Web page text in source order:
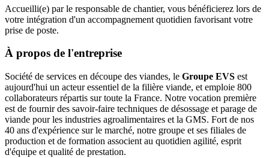
Accueilli(e) par le responsable de chantier, vous bénéficierez lors de
votre intégration d'un accompagnement quotidien favorisant votre
prise de poste.
À propos de l'entreprise
Société de services en découpe des viandes, le Groupe EVS est
aujourd'hui un acteur essentiel de la filière viande, et emploie 800
collaborateurs répartis sur toute la France. Notre vocation première
est de fournir des savoir-faire techniques de désossage et parage de
viande pour les industries agroalimentaires et la GMS. Fort de nos
40 ans d'expérience sur le marché, notre groupe et ses filiales de
production et de formation associent au quotidien agilité, esprit
d'équipe et qualité de prestation.